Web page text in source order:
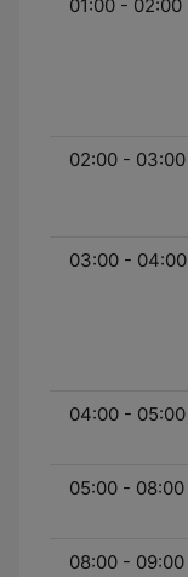
01:00 - 02:00
02:00 - 03:00
03:00 - 04:00
04:00 - 05:00
05:00 - 08:00
08:00 - 09:00